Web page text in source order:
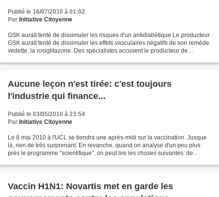
Publié le 16/07/2010 à 01:02
Par Initiative Citoyenne
GSK aurait tenté de dissimuler les risques d'un antidiabétique Le producteur
GSK aurait tenté de dissimuler les effets vasculaires négatifs de son remède
vedette, la rosiglitazone. Des spécialistes accusent le producteur de
Aucune leçon n'est tirée: c'est toujours
l'industrie qui finance...
Publié le 03/05/2010 à 23:54
Par Initiative Citoyenne
Le 8 mai 2010 à l'UCL se tiendra une après-midi sur la vaccination. Jusque
là, rien de très surprenant. En revanche, quand on analyse d'un peu plus
près le programme "scientifique", on peut lire les choses suivantes: de
Vaccin H1N1: Novartis met en garde les